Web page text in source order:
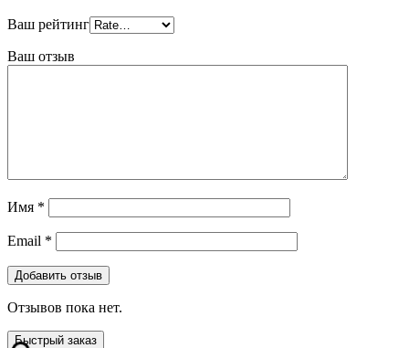
Ваш рейтинг
Ваш отзыв
Имя *
Email *
Отзывов пока нет.
Быстрый заказ